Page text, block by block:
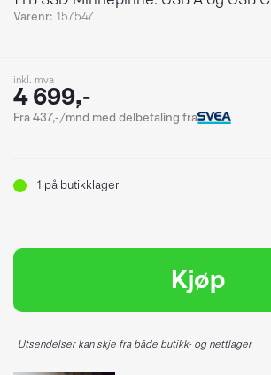
Varenr: 157547
inkl. mva
4 699,-
Fra 437,-/mnd med delbetaling fra
1 på butikklager
Kjøp
Utsendelser kan skje fra både butikk- og nettlager.